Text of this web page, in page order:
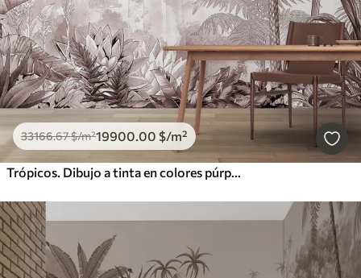
33166.67$/m²19900.00 $/m²
Trópicos. Dibujo a tinta en colores púrpura